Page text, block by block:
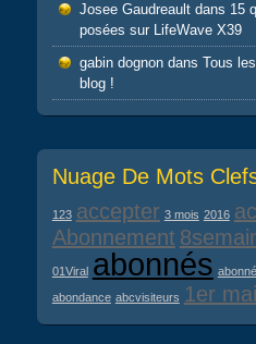
Josee Gaudreaultdans 15
posées sur LifeWave X39
gabin dognondans Tous
blog !
Nuage De Mots
123 accepter 3 mois 2016
Abonnement
01Viral abonnés abonné
abondance abcvisiteurs 1er mai